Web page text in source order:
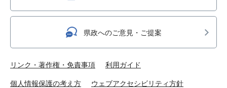
県政へのご意見・ご提案
リンク・著作権・免責事項 利用ガイド
個人情報保護の考え方 ウェブアクセシビリティ方針